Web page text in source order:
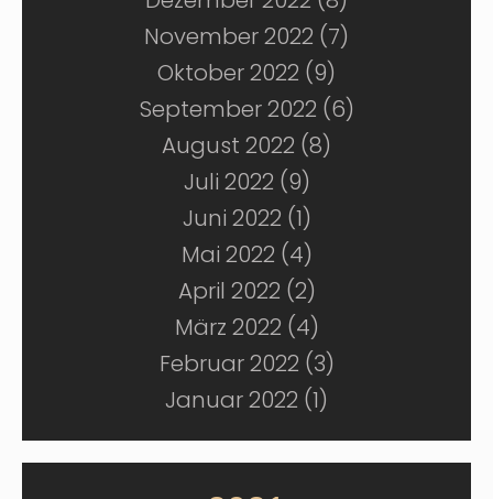
November 2022 (7)
Oktober 2022 (9)
September 2022 (6)
August 2022 (8)
Juli 2022 (9)
Juni 2022 (1)
Mai 2022 (4)
April 2022 (2)
März 2022 (4)
Februar 2022 (3)
Januar 2022 (1)